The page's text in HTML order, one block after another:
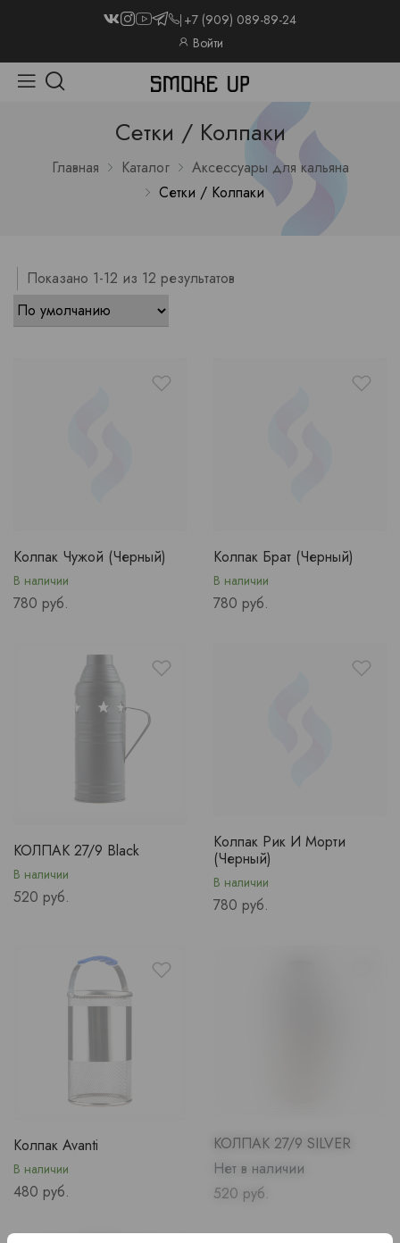
+7 (909) 089-89-24
Войти
Сетки / Колпаки
Главная Каталог
Аксессуары для кальяна
Сетки / Колпаки
Показано 1-12 из 12 результатов
Колпак Чужой (Черный)
В наличии
Price
780 руб.
Колпак Брат (Черный)
В наличии
Price
780 руб.
КОЛПАК 27/9 Black
В наличии
Price
520 руб.
Колпак Рик И Морти
(Черный)
В наличии
Price
780 руб.
Колпак Avanti
В наличии
Price
480 руб.
КОЛПАК 27/9 SILVER
Нет в наличии
Price
520 руб.